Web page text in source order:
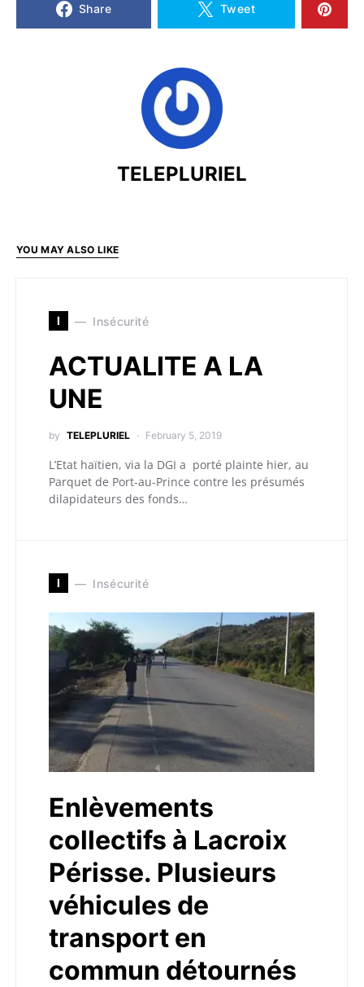
Share Tweet
TELEPLURIEL
YOU MAY ALSO LIKE
I Insécurité
ACTUALITE A LA
UNE
by TELEPLURIEL February 5, 2019
L’Etat haïtien, via la DGI a porté plainte hier, au
Parquet de Port-au-Prince contre les présumés
dilapidateurs des fonds…
I Insécurité
Enlèvements
collectifs à Lacroix
Périsse. Plusieurs
véhicules de
transport en
commun détournés